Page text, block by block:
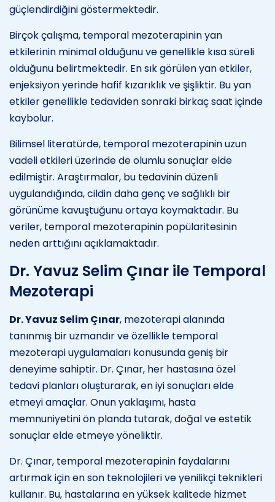
güçlendirdiğini göstermektedir.
Birçok çalışma, temporal mezoterapinin yan
etkilerinin minimal olduğunu ve genellikle kısa süreli
olduğunu belirtmektedir. En sık görülen yan etkiler,
enjeksiyon yerinde hafif kızarıklık ve şişliktir. Bu yan
etkiler genellikle tedaviden sonraki birkaç saat içinde
kaybolur.
Bilimsel literatürde, temporal mezoterapinin uzun
vadeli etkileri üzerinde de olumlu sonuçlar elde
edilmiştir. Araştırmalar, bu tedavinin düzenli
uygulandığında, cildin daha genç ve sağlıklı bir
görünüme kavuştuğunu ortaya koymaktadır. Bu
veriler, temporal mezoterapinin popülaritesinin
neden arttığını açıklamaktadır.
Dr. Yavuz Selim Çınar ile Temporal
Mezoterapi
Dr. Yavuz Selim Çınar, mezoterapi alanında
tanınmış bir uzmandır ve özellikle temporal
mezoterapi uygulamaları konusunda geniş bir
deneyime sahiptir. Dr. Çınar, her hastasına özel
tedavi planları oluşturarak, en iyi sonuçları elde
etmeyi amaçlar. Onun yaklaşımı, hasta
memnuniyetini ön planda tutarak, doğal ve estetik
sonuçlar elde etmeye yöneliktir.
Dr. Çınar, temporal mezoterapinin faydalarını
artırmak için en son teknolojileri ve yenilikçi teknikleri
kullanır. Bu, hastalarına en yüksek kalitede hizmet